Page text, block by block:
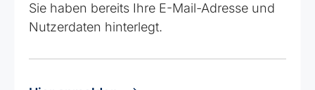
Sie haben bereits Ihre E-Mail-Adresse und
Nutzerdaten hinterlegt.